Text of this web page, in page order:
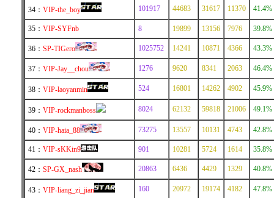
34： VIP-the_boy 101917 44683 31617 11370 41.4%
35： VIP-SYFnb 8 19899 13156 7976 39.8%
36： SP-TIGero 1025752 14241 10871 4366 43.3%
37： VIP-Jay__chou 1276 9620 8341 2063 46.4%
38： VIP-laoyanmin 524 16801 14262 4902 45.9%
39： VIP-rockmanboss 8024 62132 59818 21006 49.1%
40： VIP-haia_88 73275 13557 10131 4743 42.8%
41： VIP-sKKin9 901 10281 5724 1614 35.8%
42： SP-GX_nash 20863 6436 4429 1329 40.8%
43： VIP-liang_zi_jian 160 20972 19174 4182 47.8%